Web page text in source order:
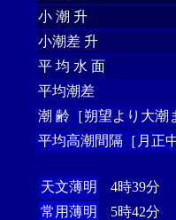
小 潮 升
小潮差 升
平 均 水 面
平均潮差
潮 齢［朔望より大潮
平均高潮間隔［月正
天文薄明
4時39分
常用薄明
5時42分